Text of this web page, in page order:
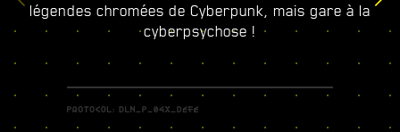
légendes chromées de Cyberpunk, mais gare à la
cyberpsychose !